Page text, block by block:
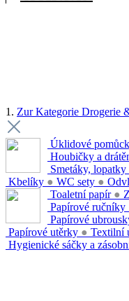
1. Zur Kategorie Drogerie
Úklidové
Houbičky a
Smetáky, lopatky
Kbelíky ● WC sety ●
Toaletní papír ●
Papírové ručníky
Papírové
Papírové utěrky ● Textilní
Hygienické sáčky a